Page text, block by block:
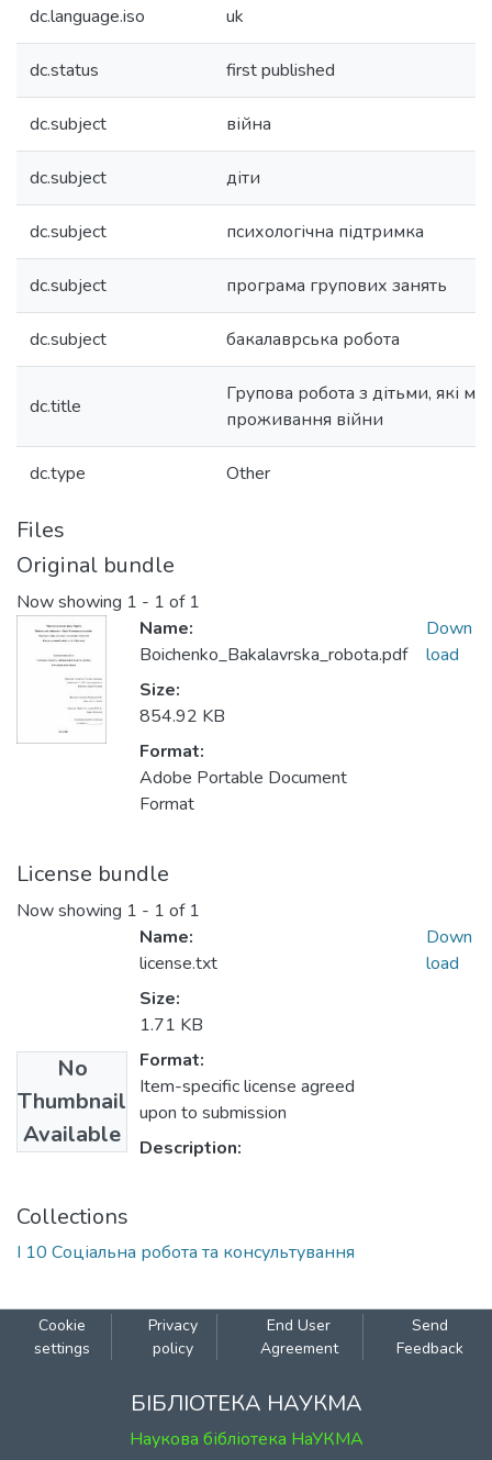
dc.language.iso uk
dc.status first published
dc.subject війна
dc.subject діти
dc.subject психологічна підтримка
dc.subject програма групових занять
dc.subject бакалаврська робота
dc.title
Групова робота з дітьми, які
проживання війни
dc.type Other
Files
Original bundle
Now showing 1 - 1 of 1
Name:
Boichenko_Bakalavrska_robota.pdf
Size:
854.92 KB
Format:
Adobe Portable Document
Format
Down
load
License bundle
Now showing 1 - 1 of 1
No
Thumbnail
Available
Name:
license.txt
Size:
1.71 KB
Format:
Item-specific license agreed
upon to submission
Description:
Down
load
Collections
І 10 Соціальна робота та консультування
Cookie
settings
Privacy
policy
End User
Agreement
Send
Feedback
БІБЛІОТЕКА НАУКМА
Наукова бібліотека НаУКМА